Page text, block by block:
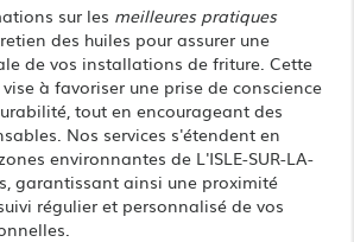
sur les meilleures pratiques
des huiles pour assurer une
de vos installations de friture. Cette
à favoriser une prise de conscience
tout en encourageant des
Nos services s'étendent en
environnantes de L'ISLE-SUR-LA-
garantissant ainsi une proximité
régulier et personnalisé de vos